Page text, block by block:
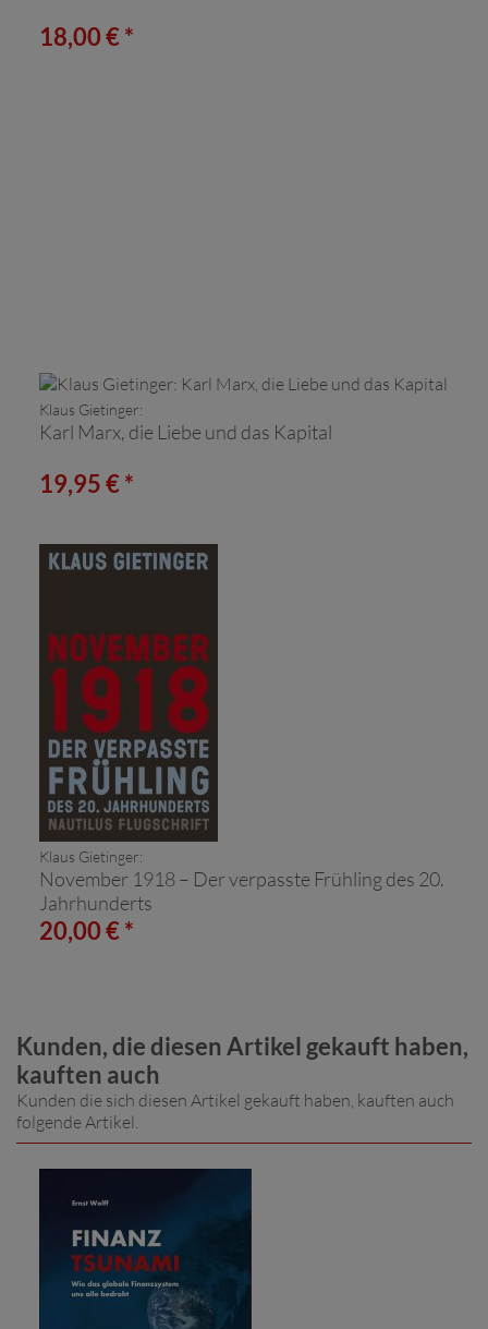
18,00 € *
Klaus Gietinger:
Karl Marx, die Liebe und das Kapital
19,95 € *
Klaus Gietinger:
November 1918 – Der verpasste Frühling des 20.
Jahrhunderts
20,00 € *
Kunden, die diesen Artikel gekauft haben,
kauften auch
Kunden die sich diesen Artikel gekauft haben, kauften auch
folgende Artikel.